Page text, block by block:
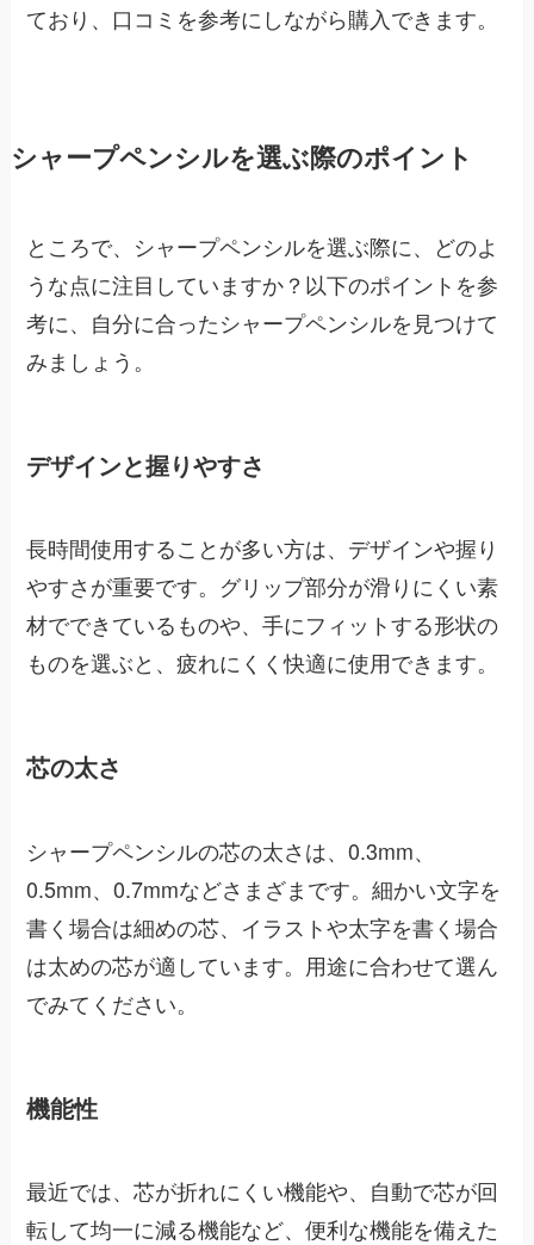
ており、口コミを参考にしながら購入できます。
シャープペンシルを選ぶ際のポイント
ところで、シャープペンシルを選ぶ際に、どのよ
うな点に注目していますか？以下のポイントを参
考に、自分に合ったシャープペンシルを見つけて
みましょう。
デザインと握りやすさ
長時間使用することが多い方は、デザインや握り
やすさが重要です。グリップ部分が滑りにくい素
材でできているものや、手にフィットする形状の
ものを選ぶと、疲れにくく快適に使用できます。
芯の太さ
シャープペンシルの芯の太さは、0.3mm、
0.5mm、0.7mmなどさまざまです。細かい文字を
書く場合は細めの芯、イラストや太字を書く場合
は太めの芯が適しています。用途に合わせて選ん
でみてください。
機能性
最近では、芯が折れにくい機能や、自動で芯が回
転して均一に減る機能など、便利な機能を備えた